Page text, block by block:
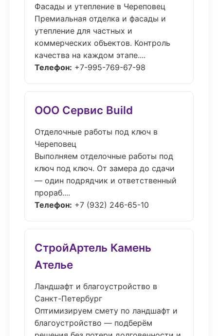
Фасады и утепление в Череповец
Премиальная отделка и фасады и
утепление для частных и
коммерческих объектов. Контроль
качества на каждом этапе....
Телефон: +7-995-769-67-98
ООО Сервис Build
Отделочные работы под ключ в
Череповец
Выполняем отделочные работы под
ключ под ключ. От замера до сдачи
— один подрядчик и ответственный
прораб....
Телефон: +7 (932) 246-65-10
СтройАртель Камень
Ателье
Ландшафт и благоустройство в
Санкт-Петербург
Оптимизируем смету по ландшафт и
благоустройство — подберём